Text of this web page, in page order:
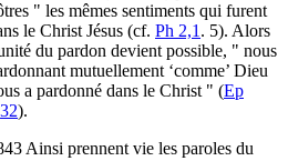
" les mêmes sentiments qui furent
le Christ Jésus (cf. Ph 2,1 . 5). Alors
du pardon devient possible, " nous
mutuellement ‘comme’ Dieu
a pardonné dans le Christ " (Ep
).
Ainsi prennent vie les paroles du